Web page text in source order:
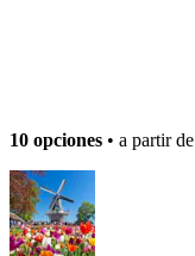
10 opciones • a partir de